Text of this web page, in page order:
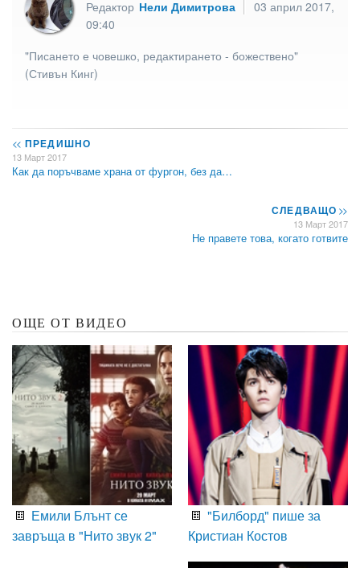
Редактор Нели Димитрова
03 април 2017,
09:40
"Писането е човешко, редактирането - божествено"
(Стивън Кинг)
<< ПРЕДИШНО
13 Март 2017
Как да поръчваме храна от фургон, без да…
СЛЕДВАЩО>>
13 Март 2017
Не правете това, когато готвите
ОЩЕ ОТ ВИДЕО
Емили Блънт се
завръща в "Нито звук 2"
"Билборд" пише за
Кристиан Костов